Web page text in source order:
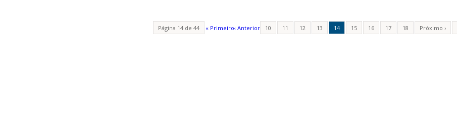
Página 14 de 44 « Primeiro‹ Anterior 10 11 12 13 14 15 16 17 18 Próximo ›